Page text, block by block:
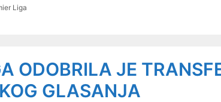
Liga
ODOBRILA JE
GLASANJA